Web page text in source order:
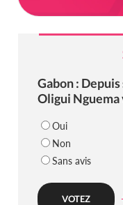
Gabon :
Oligui
Oui
Non
Sans avis